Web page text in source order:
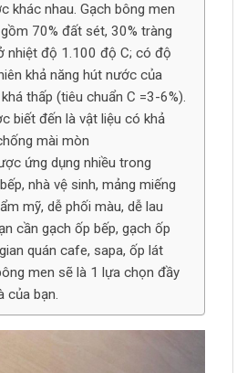
khác nhau. Gạch bông men
70% đất sét, 30% tràng
nhiệt độ 1.100 độ C; có độ
khả năng hút nước của
thấp (tiêu chuẩn C =3-6%).
biết đến là vật liệu có khả
mài mòn
ứng dụng nhiều trong
nhà vệ sinh, mảng miếng
mỹ, dễ phối màu, dễ lau
cần gạch ốp bếp, gạch ốp
quán cafe, sapa, ốp lát
men sẽ là 1 lựa chọn đầy
của bạn.